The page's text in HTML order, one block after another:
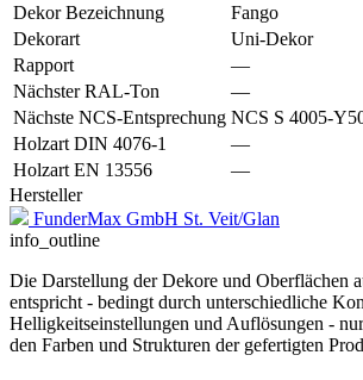
Dekor Bezeichnung
Fango
Dekorart
Uni-Dekor
Rapport
—
Nächster RAL-Ton
—
Nächste NCS-Entsprechung NCS S 4005-
Holzart DIN 4076-1
—
Holzart EN 13556
—
Hersteller
FunderMax GmbH St. Veit/Glan
info_outline
Die Darstellung der Dekore und Oberflächen
entspricht - bedingt durch unterschiedliche
Helligkeitseinstellungen und Auflösungen -
den Farben und Strukturen der gefertigten